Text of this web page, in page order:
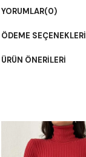
YORUMLAR(0)
ÖDEME SEÇENEKLERI
ÜRÜN ÖNERILERI